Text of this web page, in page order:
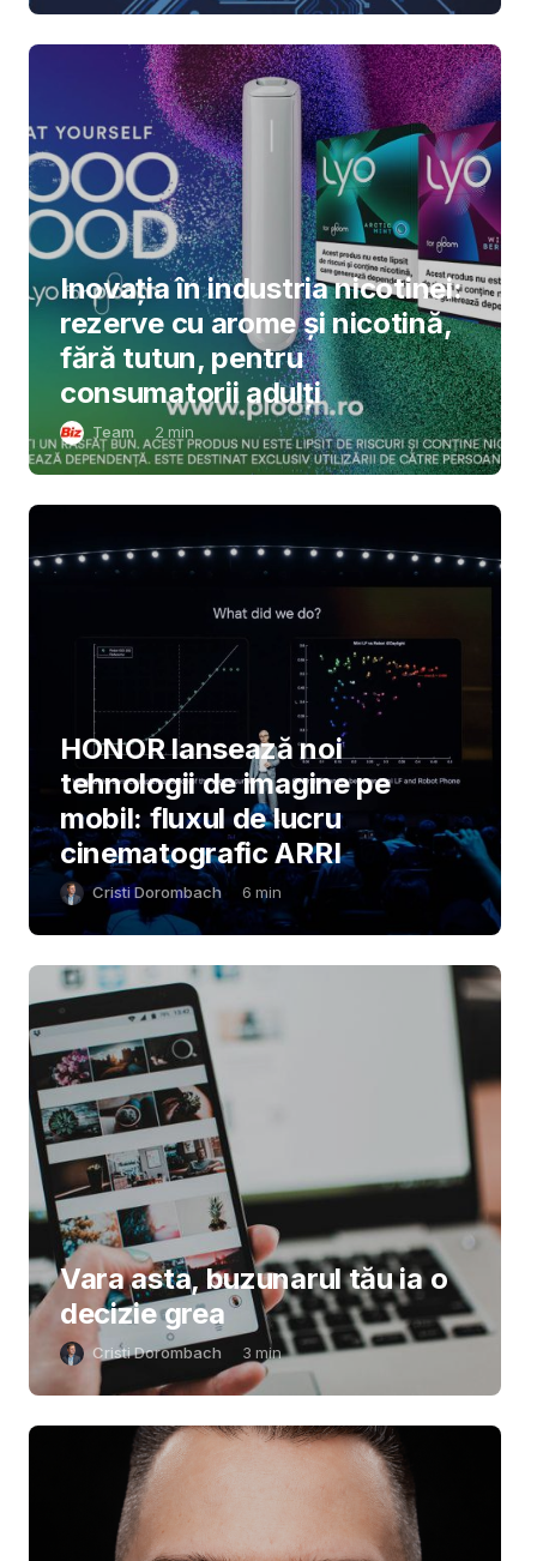
Inovația în industria nicotinei:
rezerve cu arome și nicotină,
fără tutun, pentru
consumatorii adulți
Team 2 min
HONOR lansează noi
tehnologii de imagine pe
mobil: fluxul de lucru
cinematografic ARRI
Cristi Dorombach 6 min
Vara asta, buzunarul tău ia o
decizie grea
Cristi Dorombach 3 min